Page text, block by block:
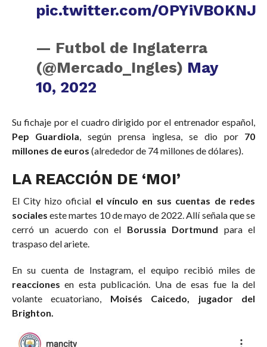
pic.twitter.com/OPYiVBOKNJ
— Futbol de Inglaterra
(@Mercado_Ingles) May
10, 2022
Su fichaje por el cuadro dirigido por el entrenador español,
Pep Guardiola, según prensa inglesa, se dio por 70
millones de euros (alrededor de 74 millones de dólares).
LA REACCIÓN DE ‘MOI’
El City hizo oficial el vínculo en sus cuentas de redes
sociales este martes 10 de mayo de 2022. Allí señala que se
cerró un acuerdo con el Borussia Dortmund para el
traspaso del ariete.
En su cuenta de Instagram, el equipo recibió miles de
reacciones en esta publicación. Una de esas fue la del
volante ecuatoriano, Moisés Caicedo, jugador del
Brighton.